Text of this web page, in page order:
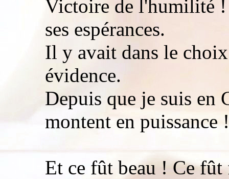
Victoire de l'humilité !
ses espérances.
Il y avait dans le
évidence.
Depuis que je suis en
montent en puissance !
Et ce fût beau ! Ce